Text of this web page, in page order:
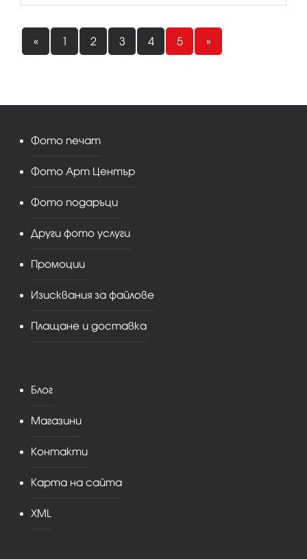
« 1 2 3 4 5 »
Фото печат
Фото Арт Център
Фото подаръци
Други фото услуги
Промоции
Изисквания за файлове
Плащане и доставка
Блог
Магазини
Контакти
Карта на сайта
XML